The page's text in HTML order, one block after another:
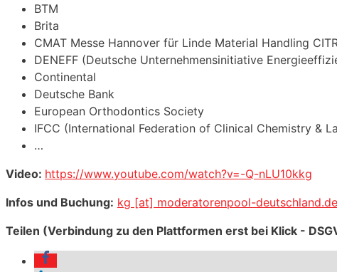
BTM
Brita
CMAT Messe Hannover für Linde Material Handling
DENEFF (Deutsche Unternehmensinitiative
Continental
Deutsche Bank
European Orthodontics Society
IFCC (International Federation of Clinical Chemistry &
…
Video: https://www.youtube.com/watch?v=-Q-nLU10kkg
Infos und Buchung: kg [at] moderatorenpool-deutschland.de
Teilen (Verbindung zu den Plattformen erst bei Klick -